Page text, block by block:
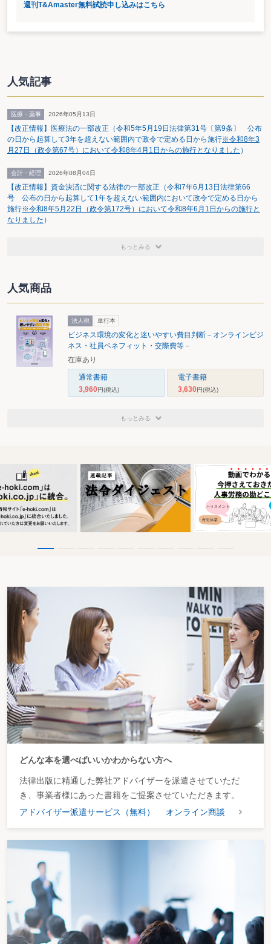
週刊T&Amaster無料試読申し込みはこちら
人気記事
医療・薬事 2026年05月13日
【改正情報】医療法の一部改正（令和5年5月19日法律第31号〔第9条〕 公布
の日から起算して3年を超えない範囲内で政令で定める日から施行※令和8年3
月27日（政令第67号）において令和8年4月1日からの施行となりました ）
会計・経理 2026年08月04日
【改正情報】資金決済に関する法律の一部改正（令和7年6月13日法律第66
号 公布の日から起算して1年を超えない範囲内において政令で定める日から
施行※令和8年5月22日（政令第172号）において令和8年6月1日からの施行と
なりました ）
もっとみる
人気商品
法人税 単行本
ビジネス環境の変化と迷いやすい費目判断－オンラインビジ
ネス・社員ベネフィット・交際費等－
在庫あり
通常書籍
3,960円(税込)
電子書籍
3,630円(税込)
もっとみる
どんな本を選べばいいかわからない方へ
法律出版に精通した弊社アドバイザーを派遣させていただ
き、事業者様にあった書籍をご提案させていただきます。
アドバイザー派遣サービス（無料）
オンライン商談